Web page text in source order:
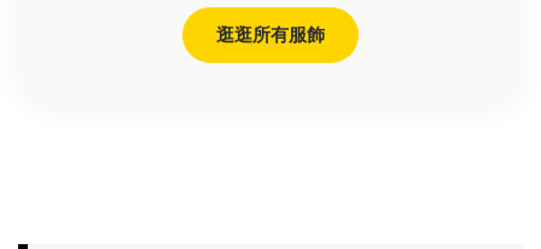
逛逛所有服飾